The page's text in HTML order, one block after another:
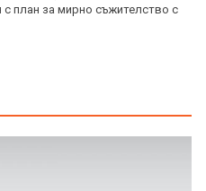
с план за мирно съжителство с